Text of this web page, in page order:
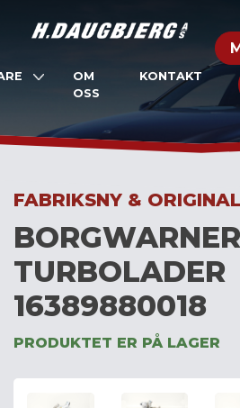
OM
OSS
KONTAKT
FABRIKSNY & ORIGINAL
BORGWARNER
TURBOLADER
16389880018
PRODUKTET ER PÅ LAGER